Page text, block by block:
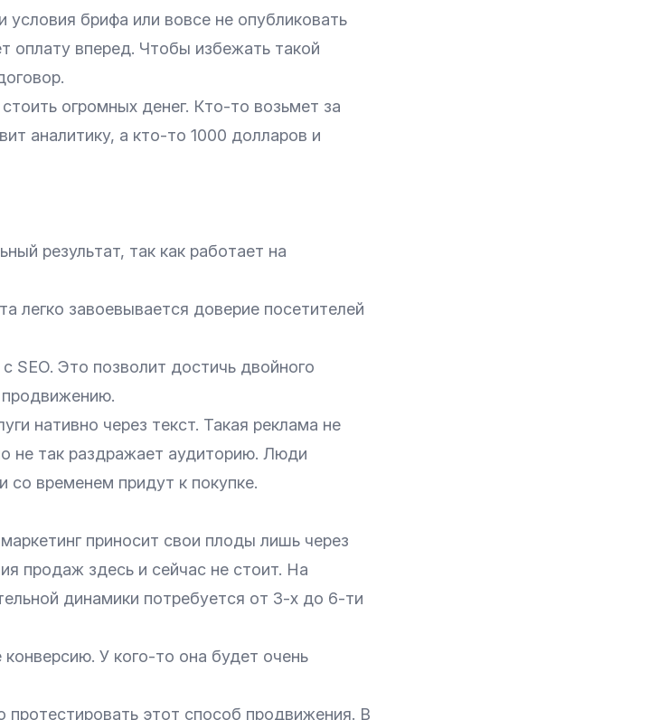
условия брифа или вовсе не опубликовать
оплату вперед. Чтобы избежать такой
огромных денег. Кто-то возьмет за
аналитику, а кто-то 1000 долларов и
результат, так как работает на
легко завоевывается доверие посетителей
SEO. Это позволит достичь двойного
продвижению.
нативно через текст. Такая реклама не
не так раздражает аудиторию. Люди
со временем придут к покупке.
приносит свои плоды лишь через
продаж здесь и сейчас не стоит. На
динамики потребуется от 3-х до 6-ти
У кого-то она будет очень
этот способ продвижения. В